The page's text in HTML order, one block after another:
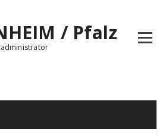
/ Pfalz
administrator